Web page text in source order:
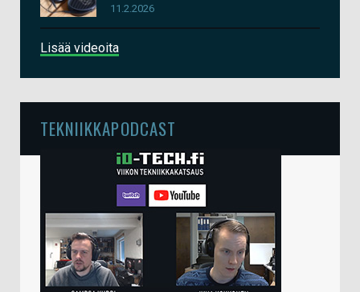
11.2.2026
Lisää videoita
TEKNIIKKAPODCAST